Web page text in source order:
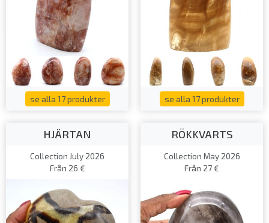
se alla 17 produkter se alla 17 produkter
HJÄRTAN
Collection July 2026
Från 26 €
RÖKKVARTS
Collection May 2026
Från 27 €